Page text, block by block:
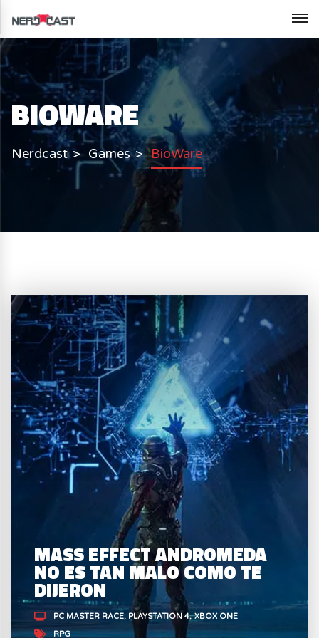
BIOWARE
Nerdcast Games BioWare
MASS EFFECT ANDROMEDA
NO ES TAN MALO COMO TE
DIJERON
PC MASTER RACE PLAYSTATION 4 XBOX ONE
RPG